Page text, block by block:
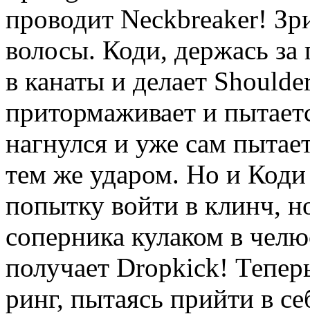
проводит Neckbreaker!
волосы. Коди, держась за
в канаты и делает
притормаживает и
нагнулся и уже сам
тем же ударом. Но и Коди
попытку войти в клинч,
соперника кулаком в
получает Dropkick!
ринг, пытаясь прийти в